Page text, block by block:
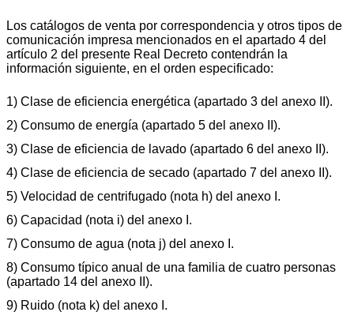
Los catálogos de venta por correspondencia y otros tipos de
comunicación impresa mencionados en el apartado 4 del
artículo 2 del presente Real Decreto contendrán la
información siguiente, en el orden especificado:
1) Clase de eficiencia energética (apartado 3 del anexo II).
2) Consumo de energía (apartado 5 del anexo II).
3) Clase de eficiencia de lavado (apartado 6 del anexo II).
4) Clase de eficiencia de secado (apartado 7 del anexo II).
5) Velocidad de centrifugado (nota h) del anexo I.
6) Capacidad (nota i) del anexo I.
7) Consumo de agua (nota j) del anexo I.
8) Consumo típico anual de una familia de cuatro personas
(apartado 14 del anexo II).
9) Ruido (nota k) del anexo I.